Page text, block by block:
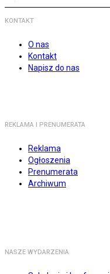
KONTAKT
O nas
Kontakt
Napisz do nas
REKLAMA I PRENUMERATA
Reklama
Ogłoszenia
Prenumerata
Archiwum
NASZE WYDARZENIA